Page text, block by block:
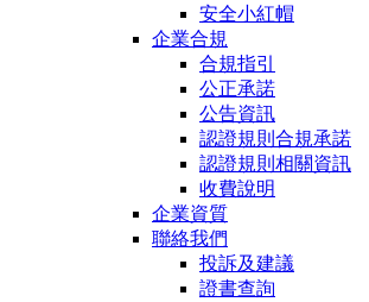
安全小紅帽
企業合規
合規指引
公正承諾
公告資訊
認證規則合規承諾
認證規則相關資訊
收費說明
企業資質
聯絡我們
投訴及建議
證書查詢